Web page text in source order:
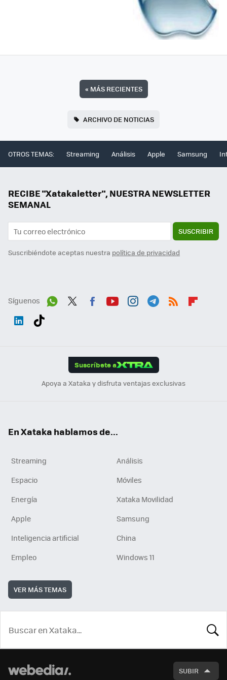
« MÁS RECIENTES
ARCHIVO DE NOTICIAS
OTROS TEMAS: Streaming Análisis Apple Samsung
RECIBE "Xatakaletter", NUESTRA NEWSLETTER
SEMANAL
SUSCRIBIR
Suscribiéndote aceptas nuestra política de privacidad
Síguenos
Suscríbete a
Apoya a Xataka y disfruta ventajas exclusivas
En Xataka hablamos de...
Streaming
Análisis
Espacio
Móviles
Energía
Xataka Movilidad
Apple
Samsung
Inteligencia artificial
China
Empleo
Windows 11
VER MÁS TEMAS
SUBIR